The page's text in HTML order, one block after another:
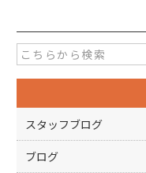
スタッフブログ
ブログ